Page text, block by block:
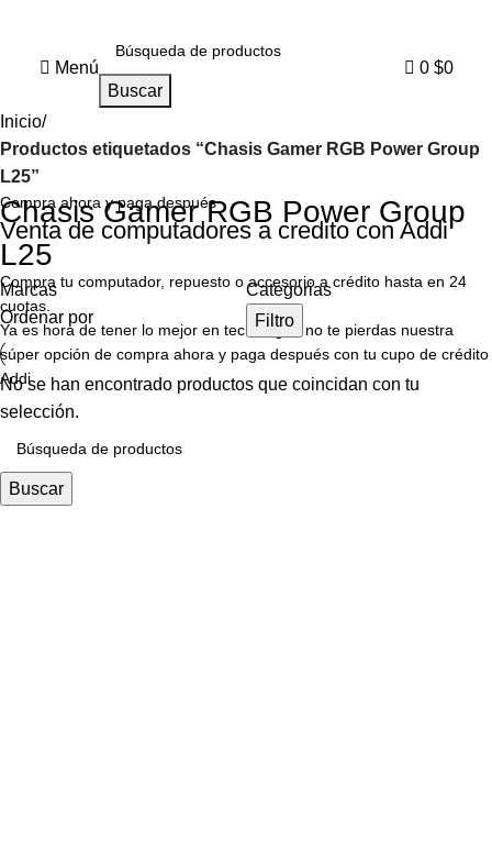
Menú
Buscar
0 $0
Inicio
Productos etiquetados “Chasis Gamer RGB Power Group
L25”
Compra ahora y paga después
Venta de computadores a credito con Addi
Compra tu computador, repuesto o accesorio a crédito hasta en 24
cuotas.
Ya es hora de tener lo mejor en tecnología, no te pierdas nuestra
súper opción de compra ahora y paga después con tu cupo de crédito
Addi
Chasis Gamer RGB Power Group
L25
Marcas
Categorias
Ordenar por
Filtro
No se han encontrado productos que coincidan con tu
selección.
Buscar